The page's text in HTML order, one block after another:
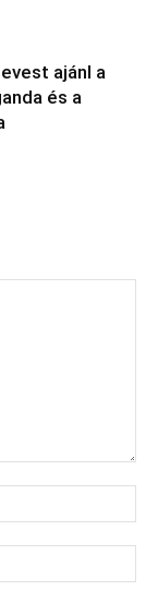
ajánl a
és a